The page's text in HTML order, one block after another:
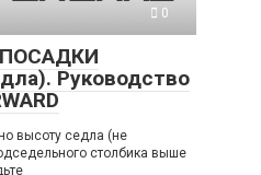
0
Руководство
высоту седла (не
столбика выше